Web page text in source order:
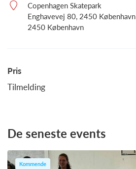
Copenhagen Skatepark
Enghavevej 80, 2450 København
2450 København
Pris
Tilmelding
De seneste events
Kommende